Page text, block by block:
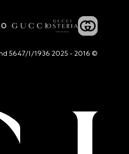
© 2016 - 2025 Guccio Gucci S.p.A. - All rights reserved. SIAE LICENCE # 2294/I/1936 and 5647/I/1936